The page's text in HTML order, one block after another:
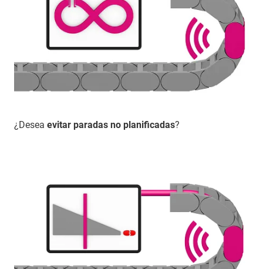
¿Desea evitar paradas no planificadas?